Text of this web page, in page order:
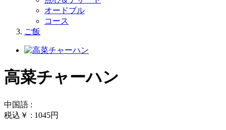
オードブル
コース
ご飯
高菜チャーハン
中国語 :
税込￥ : 1045円